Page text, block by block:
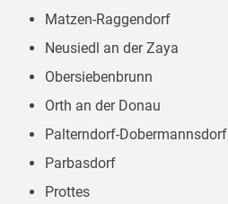
Matzen-Raggendorf
Neusiedl an der Zaya
Obersiebenbrunn
Orth an der Donau
Palterndorf-Dobermannsdorf
Parbasdorf
Prottes